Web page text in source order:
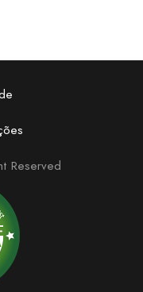
Reserved